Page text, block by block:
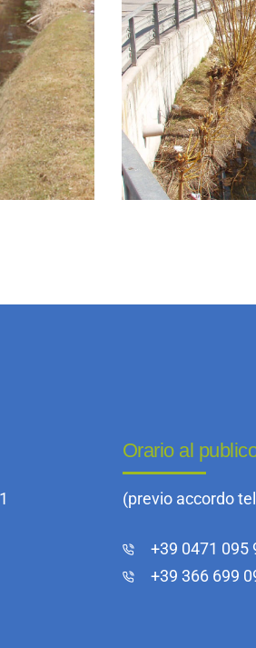
Orario al
(previo accordo
+39 0471 095
+39 366 699